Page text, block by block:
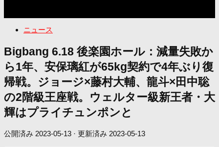
ニュース
Bigbang 6.18 後楽園ホール：減量失敗か
ら1年、安保璃紅が65kg契約で4年ぶり復
帰戦。ジョージ×藤村大輔、龍斗×田中聡
の2階級王座戦。ウェルター級新王者・大
輝はプライチュンポンと
公開済み 2023-05-13 · 更新済み 2023-05-13